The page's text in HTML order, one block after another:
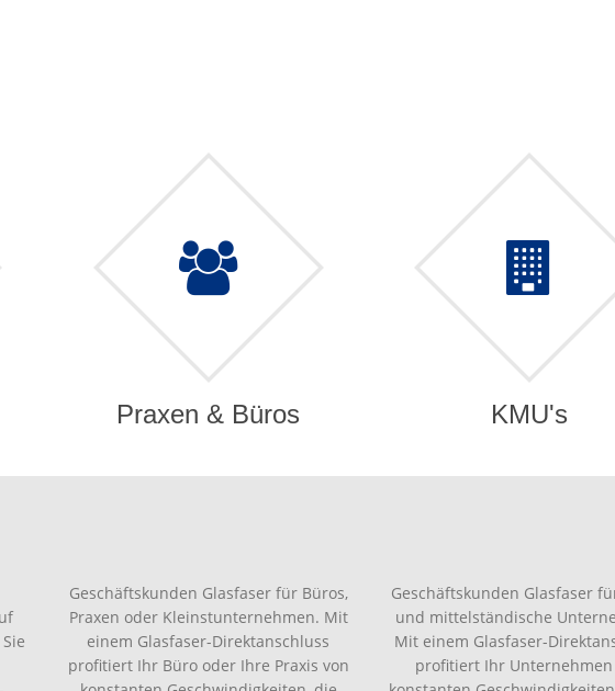
Praxen & Büros
Geschäftskunden Glasfaser für Büros,
Praxen oder Kleinstunternehmen. Mit
einem Glasfaser-Direktanschluss
profitiert Ihr Büro oder Ihre Praxis von
KMU's
Geschäftskunden Glasfaser
und mittelständische
Mit einem Glasfaser-
profitiert Ihr Unternehmen